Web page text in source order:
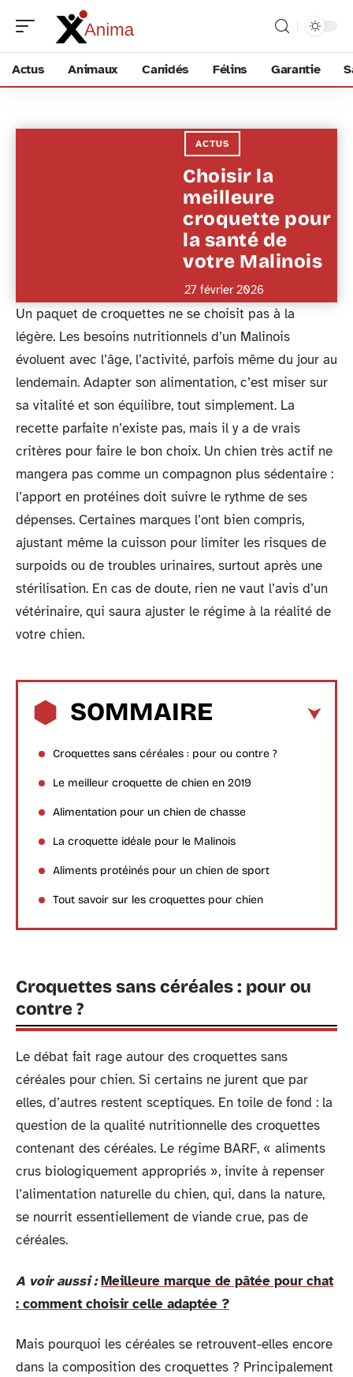
Actus Animaux Canidés Félins Garantie
ACTUS
Choisir la
meilleure
croquette pour
la santé de
votre Malinois
27 février 2026
Un paquet de croquettes ne se choisit pas à la
légère. Les besoins nutritionnels d’un Malinois
évoluent avec l’âge, l’activité, parfois même du jour au
lendemain. Adapter son alimentation, c’est miser sur
sa vitalité et son équilibre, tout simplement. La
recette parfaite n’existe pas, mais il y a de vrais
critères pour faire le bon choix. Un chien très actif ne
mangera pas comme un compagnon plus sédentaire :
l’apport en protéines doit suivre le rythme de ses
dépenses. Certaines marques l’ont bien compris,
ajustant même la cuisson pour limiter les risques de
surpoids ou de troubles urinaires, surtout après une
stérilisation. En cas de doute, rien ne vaut l’avis d’un
vétérinaire, qui saura ajuster le régime à la réalité de
votre chien.
SOMMAIRE
Croquettes sans céréales : pour ou contre ?
Le meilleur croquette de chien en 2019
Alimentation pour un chien de chasse
La croquette idéale pour le Malinois
Aliments protéinés pour un chien de sport
Tout savoir sur les croquettes pour chien
Croquettes sans céréales : pour ou
contre ?
Le débat fait rage autour des croquettes sans
céréales pour chien. Si certains ne jurent que par
elles, d’autres restent sceptiques. En toile de fond : la
question de la qualité nutritionnelle des croquettes
contenant des céréales. Le régime BARF, « aliments
crus biologiquement appropriés », invite à repenser
l’alimentation naturelle du chien, qui, dans la nature,
se nourrit essentiellement de viande crue, pas de
céréales.
A voir aussi : Meilleure marque de pâtée pour chat
: comment choisir celle adaptée ?
Mais pourquoi les céréales se retrouvent-elles encore
dans la composition des croquettes ? Principalement